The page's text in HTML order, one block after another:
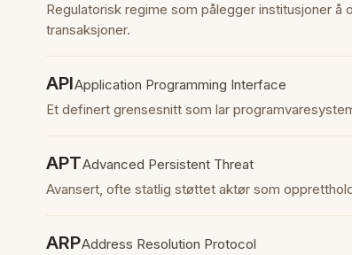
Regulatorisk regime som pålegger institusjoner
transaksjoner.
APIApplication Programming Interface
Et definert grensesnitt som lar
APTAdvanced Persistent Threat
Avansert, ofte statlig støttet aktør som
ARPAddress Resolution Protocol